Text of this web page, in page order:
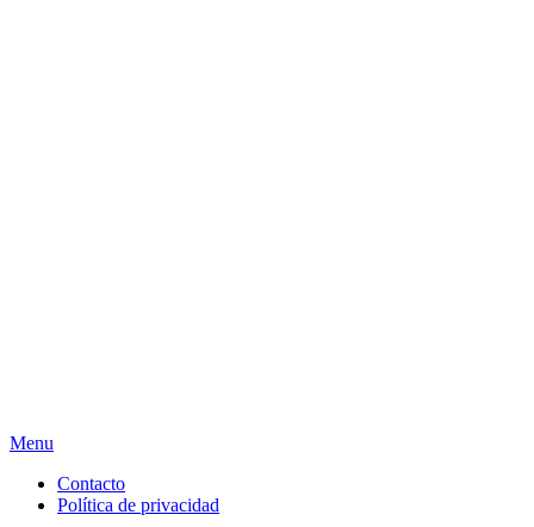
Skip
content
Menu
Contacto
Política de privacidad